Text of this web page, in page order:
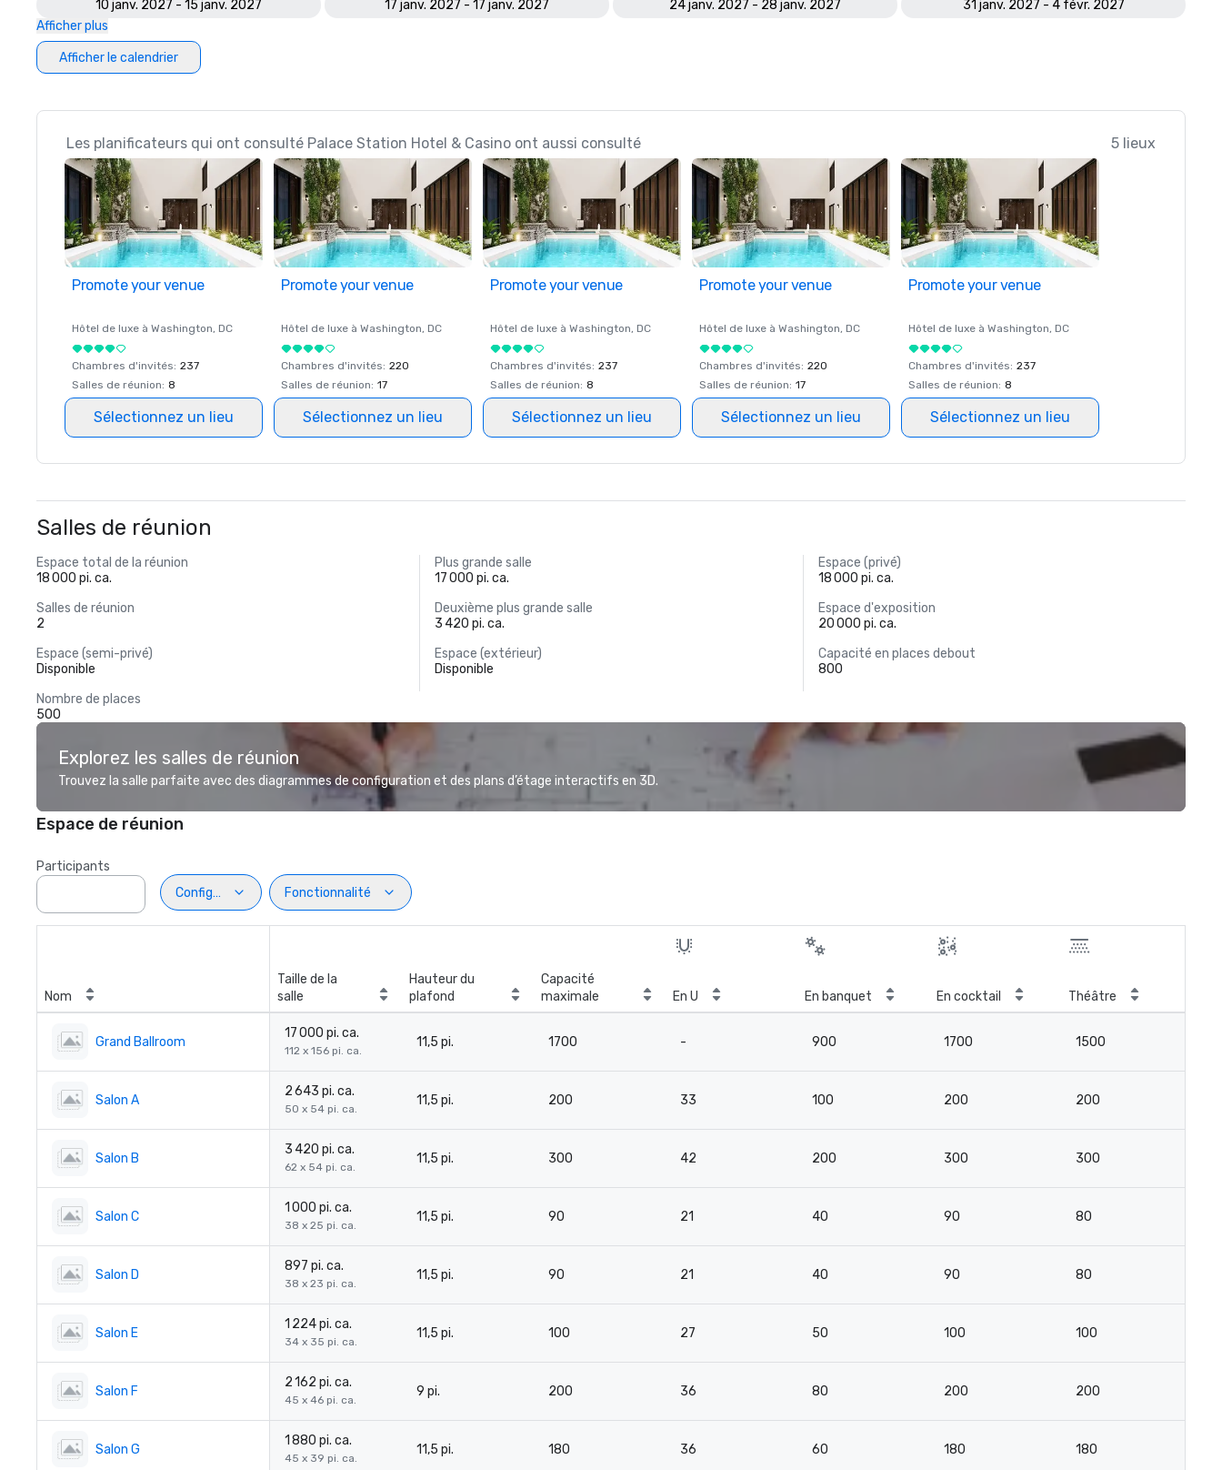
10 janv. 2027 - 15 janv. 2027
17 janv. 2027 - 17 janv. 2027 24 janv. 2027 - 28 janv. 2027
31 janv. 2027 - 4 févr. 2027
Afficher plus
Afficher le calendrier
Les planificateurs qui ont consulté Palace Station Hotel & Casino ont aussi consulté 5 lieux
Promote your venue
Hôtel de luxe à Washington, DC
Chambres d'invités: 237
Salles de réunion: 8
Sélectionnez un lieu
Promote your venue
Hôtel de luxe à Washington, DC
Chambres d'invités: 220
Salles de réunion: 17
Sélectionnez un lieu
Promote your venue
Hôtel de luxe à Washington, DC
Chambres d'invités: 237
Salles de réunion: 8
Sélectionnez un lieu
Promote your venue
Hôtel de luxe à Washington, DC
Chambres d'invités: 220
Salles de réunion: 17
Sélectionnez un lieu
Promote your venue
Hôtel de luxe à Washington, DC
Chambres d'invités: 237
Salles de réunion: 8
Sélectionnez un lieu
Salles de réunion
Espace total de la réunion
18 000 pi. ca.
Plus grande salle
17 000 pi. ca.
Espace (privé)
18 000 pi. ca.
Salles de réunion
2
Deuxième plus grande salle
3 420 pi. ca.
Espace d'exposition
20 000 pi. ca.
Espace (semi-privé)
Disponible
Espace (extérieur)
Disponible
Capacité en places debout
800
Nombre de places
500
Explorez les salles de réunion
Trouvez la salle parfaite avec des diagrammes de configuration et des plans d’étage interactifs en 3D.
Espace de réunion
Participants
Configuration
Fonctionnalité
Nom
Taille de la
salle
Hauteur du
plafond
Capacité
maximale
En U En banquet En cocktail Théâtre
Grand Ballroom
17 000 pi. ca.
112 x 156 pi. ca.
11,5 pi. 1700 - 900 1700 1500
Salon A
2 643 pi. ca.
50 x 54 pi. ca.
11,5 pi. 200 33 100 200 200
Salon B
3 420 pi. ca.
62 x 54 pi. ca.
11,5 pi. 300 42 200 300 300
Salon C
1 000 pi. ca.
38 x 25 pi. ca.
11,5 pi. 90 21 40 90 80
Salon D
897 pi. ca.
38 x 23 pi. ca.
11,5 pi. 90 21 40 90 80
Salon E
1 224 pi. ca.
34 x 35 pi. ca.
11,5 pi. 100 27 50 100 100
Salon F
2 162 pi. ca.
45 x 46 pi. ca.
9 pi. 200 36 80 200 200
Salon G
1 880 pi. ca.
45 x 39 pi. ca.
11,5 pi. 180 36 60 180 180